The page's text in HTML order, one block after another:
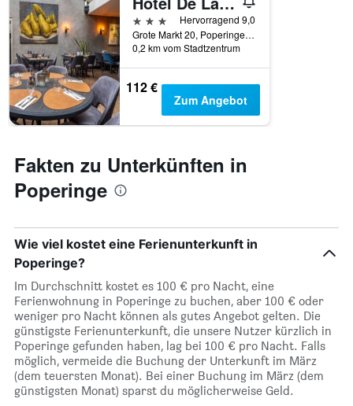
3 Sterne
Hervorragend 9,0
Grote Markt 20, Poperinge, Belgien
0,2 km vom Stadtzentrum
112 €
Zum Angebot
Fakten zu Unterkünften in
Poperinge
Wie viel kostet eine Ferienunterkunft in
Poperinge?
Im Durchschnitt kostet es 100 € pro Nacht, eine
Ferienwohnung in Poperinge zu buchen, aber 100 € oder
weniger pro Nacht können als gutes Angebot gelten. Die
günstigste Ferienunterkunft, die unsere Nutzer kürzlich in
Poperinge gefunden haben, lag bei 100 € pro Nacht. Falls
möglich, vermeide die Buchung der Unterkunft im März
(dem teuersten Monat). Bei einer Buchung im März (dem
günstigsten Monat) sparst du möglicherweise Geld.